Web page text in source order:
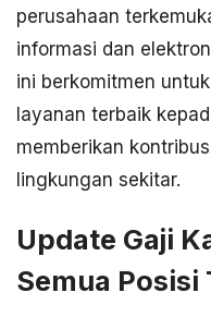
perusahaan
informasi dan
ini berkomitmen
layanan terbaik
memberikan
lingkungan sekitar.
Update Gaji
Semua